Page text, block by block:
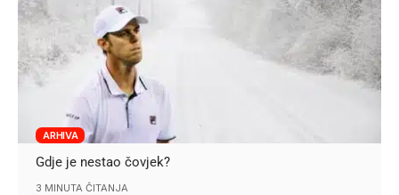
ARHIVA
Gdje je nestao čovjek?
3 MINUTA ČITANJA